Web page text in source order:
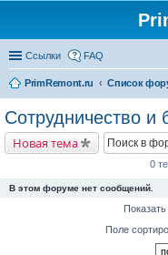
Ссылки FAQ
PrimRemont.ru Список
Сотрудничество и
Новая тема
0
В этом форуме нет сообщений.
Поле